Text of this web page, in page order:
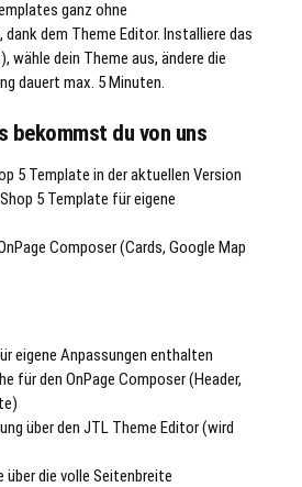
ganz ohne
dem Theme Editor. Installiere das
wähle dein Theme aus, ändere die
dauert max. 5 Minuten.
bekommst du von uns
5 Template in der aktuellen Version
5 Template für eigene
Composer (Cards, Google Map
eigene Anpassungen enthalten
für den OnPage Composer (Header,
über den JTL Theme Editor (wird
die volle Seitenbreite